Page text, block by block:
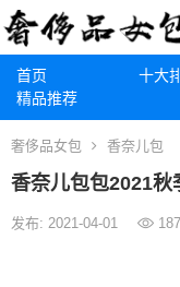
首页 十大
精品推荐
奢侈品女包 香奈儿包
香奈儿包包2021秋
发布: 2021-04-01